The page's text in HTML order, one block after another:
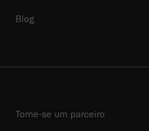
Blog
Torne-se um parceiro